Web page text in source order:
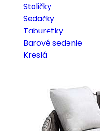
Stoličky
Sedačky
Taburetky
Barové sedenie
Kreslá